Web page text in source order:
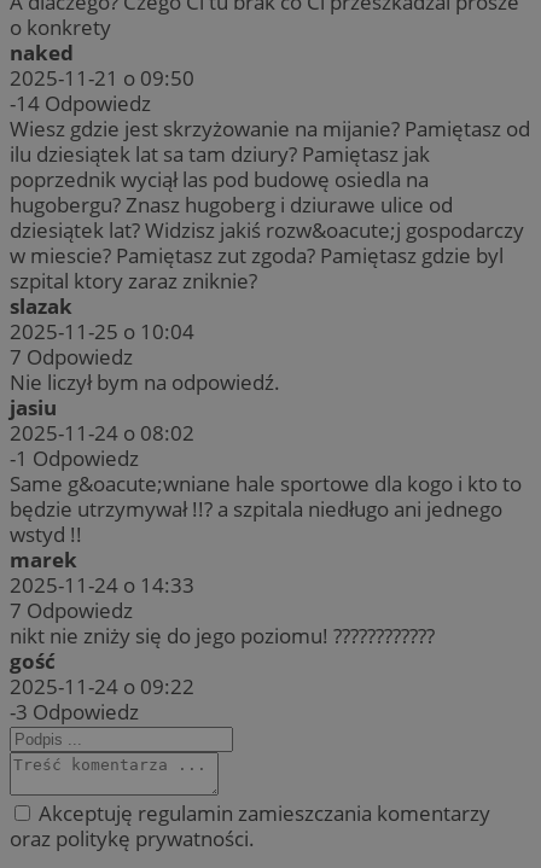
o konkrety
naked
2025-11-21 o 09:50
-14 Odpowiedz
Wiesz gdzie jest skrzyżowanie na mijanie? Pamiętasz od
ilu dziesiątek lat sa tam dziury? Pamiętasz jak
poprzednik wyciął las pod budowę osiedla na
hugobergu? Znasz hugoberg i dziurawe ulice od
dziesiątek lat? Widzisz jakiś rozw&oacute;j gospodarczy
w miescie? Pamiętasz zut zgoda? Pamiętasz gdzie byl
szpital ktory zaraz zniknie?
slazak
2025-11-25 o 10:04
7 Odpowiedz
Nie liczył bym na odpowiedź.
jasiu
2025-11-24 o 08:02
-1 Odpowiedz
Same g&oacute;wniane hale sportowe dla kogo i kto to
będzie utrzymywał !!? a szpitala niedługo ani jednego
wstyd !!
marek
2025-11-24 o 14:33
7 Odpowiedz
nikt nie zniży się do jego poziomu! ????????????
gość
2025-11-24 o 09:22
-3 Odpowiedz
Akceptuję regulamin zamieszczania komentarzy
oraz politykę prywatności.